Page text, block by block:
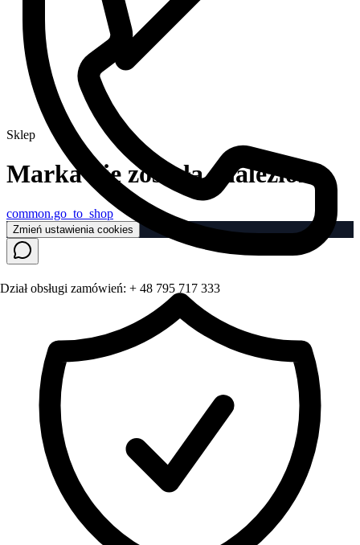
Dział obsługi zamówień: + 48 795 717 333
Sklep
Marka nie została znaleziona
common.go_to_shop
Zmień ustawienia cookies